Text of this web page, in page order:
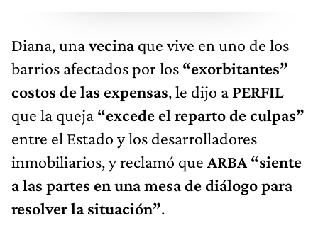
Diana, unavecinaque vive en uno de los
barrios afectados por los “exorbitantes”
costos de las expensas, le dijo a PERFIL
que la queja “excede el reparto de culpas”
entre el Estado y los desarrolladores
inmobiliarios, y reclamó que ARBA “siente
a las partes en una mesa de diálogo para
resolver la situación”.